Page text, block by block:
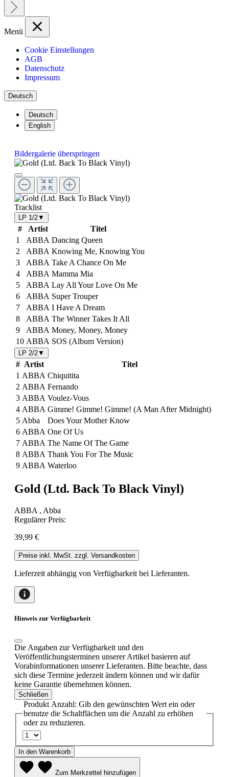
Menü
Cookie Einstellungen
AGB
Datenschutz
Impressum
Deutsch
Deutsch
English
Bildergalerie überspringen
Tracklist
LP 1/2▼
# Artist
Titel
1
ABBA Dancing Queen
2
ABBA Knowing Me, Knowing You
3
ABBA Take A Chance On Me
4
ABBA Mamma Mia
5
ABBA Lay All Your Love On Me
6
ABBA Super Trouper
7
ABBA I Have A Dream
8
ABBA The Winner Takes It All
9
ABBA Money, Money, Money
10 ABBA SOS (Album Version)
LP 2/2▼
# Artist
Titel
1 ABBA Chiquitita
2 ABBA Fernando
3 ABBA Voulez-Vous
4 ABBA Gimme! Gimme! Gimme! (A Man After Midnight)
5 Abba
Does Your Mother Know
6 ABBA One Of Us
7 ABBA The Name Of The Game
8 ABBA Thank You For The Music
9 ABBA Waterloo
Gold (Ltd. Back To Black Vinyl)
ABBA , Abba
Regulärer Preis:
39,99 €
Preise inkl. MwSt. zzgl. Versandkosten
Lieferzeit abhängig von Verfügbarkeit bei Lieferanten.
Hinweis zur Verfügbarkeit
Die Angaben zur Verfügbarkeit und den
Veröffentlichungsterminen unserer Artikel basieren auf
Vorabinformationen unserer Lieferanten. Bitte beachte, dass
sich diese Termine jederzeit ändern können und wir dafür
keine Garantie übernehmen können.
Schließen
Produkt Anzahl: Gib den gewünschten Wert ein oder
benutze die Schaltflächen um die Anzahl zu erhöhen
oder zu reduzieren.
In den Warenkorb
Zum Merkzettel hinzufügen